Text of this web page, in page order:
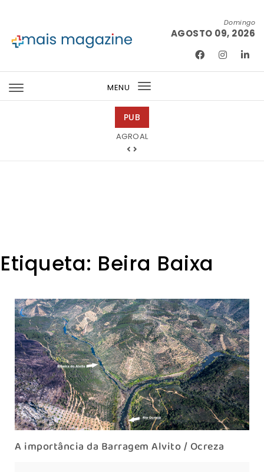
Domingo
AGOSTO 09, 2026
MENU
Toggle
PUB
AGROAL
Abreu Advogados
Etiqueta: Beira Baixa
A importância da Barragem Alvito / Ocreza